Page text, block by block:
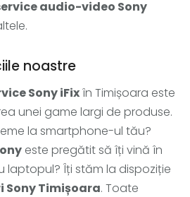
audio-video Sony
noastre
Sony iFixîn Timișoara este
unei game largi de produse.
la smartphone-ul tău?
este pregătit să îți vină în
laptopul? Îți stăm la dispoziție
Sony Timișoara. Toate